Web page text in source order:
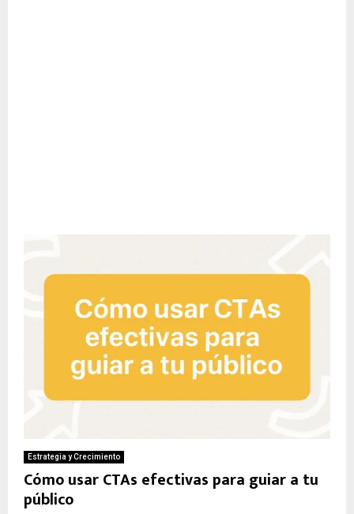
Estrategia y Crecimiento
Cómo usar CTAs efectivas para guiar a tu
público